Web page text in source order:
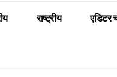
राष्ट्रीय एडिटर